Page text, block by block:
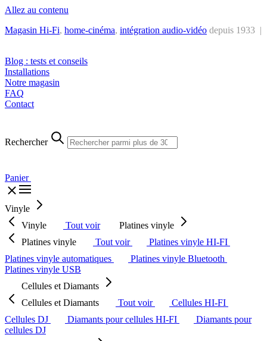
Allez au contenu
Magasin Hi-Fi, home-cinéma, intégration audio-vidéo depuis 1933 |
Blog : tests et conseils
Installations
Notre magasin
FAQ
Contact
Rechercher
Panier
Vinyle
Vinyle
Tout voir
Platines vinyle
Platines vinyle
Tout voir
Platines vinyle HI-FI
Platines vinyle automatiques
Platines vinyle Bluetooth
Platines vinyle USB
Cellules et Diamants
Cellules et Diamants
Tout voir
Cellules HI-FI
Cellules DJ
Diamants pour cellules HI-FI
Diamants pour
cellules DJ